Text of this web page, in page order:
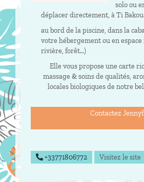
solo ou
déplacer directement, à Ti
au bord de la piscine, dans la
votre hébergement ou en
rivière, forêt…)
Elle vous propose une carte
massage & soins de qualités,
locales biologiques de notre
Contactez
+33771806772 Visitez le site